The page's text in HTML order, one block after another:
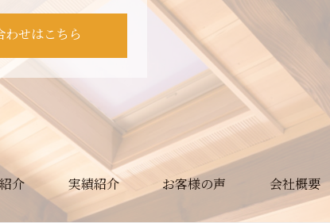
せはこちら
介 実績紹介 お客様の声 会社概要